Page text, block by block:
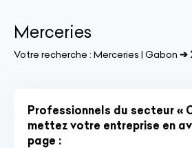
Merceries
Votre recherche : Merceries | Gabon ➔
Professionnels du secteur «
mettez votre entreprise en
page :